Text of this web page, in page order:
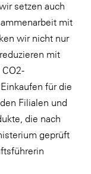
setzen auch
mit
wir nicht nur
mit
CO2-
für die
Filialen und
die nach
geprüft